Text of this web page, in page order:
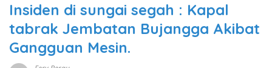
Insiden di sungai segah : Kapal
tabrak Jembatan Bujangga Akibat
Gangguan Mesin.